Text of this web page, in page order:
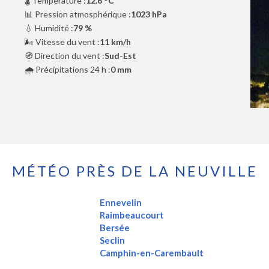
📊 Pression atmosphérique :1023 hPa
💧 Humidité :79 %
🌬️ Vitesse du vent :11 km/h
🧭 Direction du vent :Sud-Est
🌧️ Précipitations 24 h :0 mm
MÉTÉO PRÈS DE LA NEUVILLE
Ennevelin
Raimbeaucourt
Bersée
Seclin
Camphin-en-Carembault